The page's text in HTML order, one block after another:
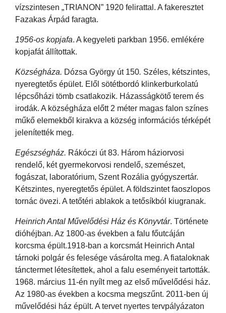
vízszintesen „TRIANON” 1920 felirattal. A fakeresztet
Fazakas Árpád faragta.
1956-os kopjafa. A kegyeleti parkban 1956. emlékére
kopjafát állítottak.
Községháza. Dózsa György út 150. Széles, kétszintes,
nyeregtetős épület. Elől sötétbordó klinkerburkolatú
lépcsőházi tömb csatlakozik. Házasságkötő terem és
irodák. A községháza előtt 2 méter magas falon színes
műkő elemekből kirakva a község információs térképét
jelenítették meg.
Egészségház. Rákóczi út 83. Három háziorvosi
rendelő, két gyermekorvosi rendelő, szemészet,
fogászat, laboratórium, Szent Rozália gyógyszertár.
Kétszintes, nyeregtetős épület. A földszintet faoszlopos
tornác övezi. A tetőtéri ablakok a tetősíkból kiugranak.
Heinrich Antal Művelődési Ház és Könyvtár. Története
dióhéjban. Az 1800-as években a falu főutcáján
korcsma épült.1918-ban a korcsmát Heinrich Antal
tárnoki polgár és felesége vásárolta meg. A fiataloknak
tánctermet létesítettek, ahol a falu eseményeit tartották.
1968. március 11-én nyílt meg az első művelődési ház.
Az 1980-as években a kocsma megszűnt. 2011-ben új
művelődési ház épült. A tervet nyertes tervpályázaton